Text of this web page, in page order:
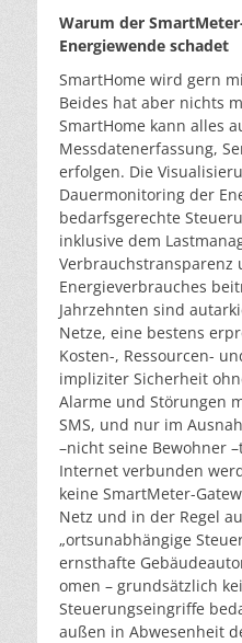
Warum der
Energiewende schadet
SmartHome wird gern
Beides hat aber nichts
SmartHome kann alles
Messdatenerfassung,
erfolgen. Die
Dauermonitoring der
bedarfsgerechte
inklusive dem
Verbrauchstransparenz
Energieverbrauches
Jahrzehnten sind
Netze, eine bestens
Kosten-, Ressourcen-
impliziter Sicherheit
Alarme und Störungen
SMS, und nur im
–nicht seine Bewohner
Internet verbunden
keine SmartMeter-
Netz und in der Regel
„ortsunabhängige
ernsthafte
omen – grundsätzlich
Steuerungseingriffe
außen in Abwesenheit